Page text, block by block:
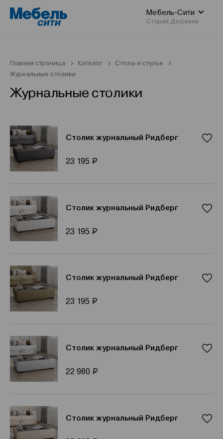
Мебель-Сити
Старая Деревня
Главная страница Каталог
Столы и стулья
Журнальные столики
Журнальные столики
Столик журнальный Ридберг
23 195 Р
Столик журнальный Ридберг
23 195 Р
Столик журнальный Ридберг
23 195 Р
Столик журнальный Ридберг
22 980 Р
Столик журнальный Ридберг